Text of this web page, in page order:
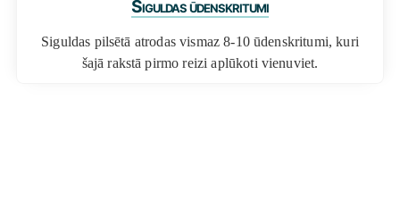
Siguldas ūdenskritumi
Siguldas pilsētā atrodas vismaz 8-10 ūdenskritumi, kuri
šajā rakstā pirmo reizi aplūkoti vienuviet.